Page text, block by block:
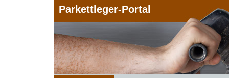
Parkettleger-Portal